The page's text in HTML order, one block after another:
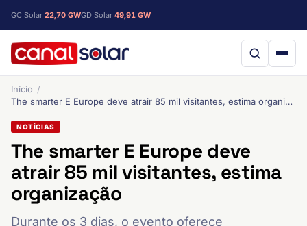
GC Solar 22,70 GWGD Solar 49,91 GW
Início
The smarter E Europe deve atrair 85 mil visitantes, estima organização
NOTÍCIAS
The smarter E Europe deve
atrair 85 mil visitantes, estima
organização
Durante os 3 dias, o evento oferece